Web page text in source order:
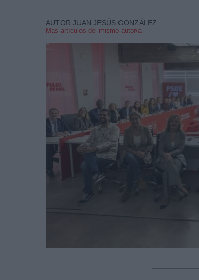
AUTOR JUAN JESÚS GONZÁLEZ
Mas artículos del mismo autor/a